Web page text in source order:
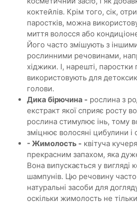
коктейлів. Крім того, сік,
паростків, можна
миття волосся або
Його часто змішують з
рослинними речовинами,
хіджики. І, нарешті,
використовують для
голови.
Дика бірючина - рослина з
екстракт якої сприяє росту
рослина стимулює інь, тому
зміцнює волосяні цибулини і
- Жимолость - квітуча
прекрасним запахом, яка
Вона випускається у вигляді
шампунів. Цю речовину
натуральні засоби для
оскільки жимолость не